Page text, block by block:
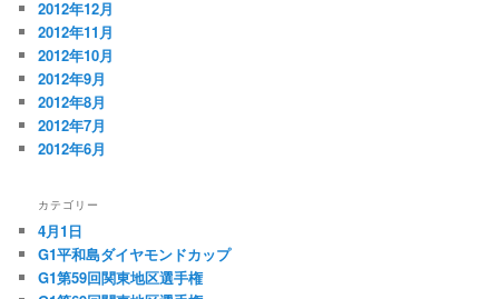
2012年12月
2012年11月
2012年10月
2012年9月
2012年8月
2012年7月
2012年6月
カテゴリー
4月1日
G1平和島ダイヤモンドカップ
G1第59回関東地区選手権